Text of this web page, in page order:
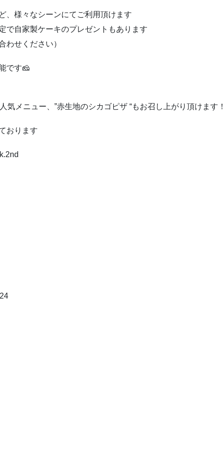
、様々なシーンにてご利用頂けます
で自家製ケーキのプレゼントもあります
わせください）
です🧀
気メニュー、”赤生地のシカゴピザ “もお召し上がり頂けます！
おります